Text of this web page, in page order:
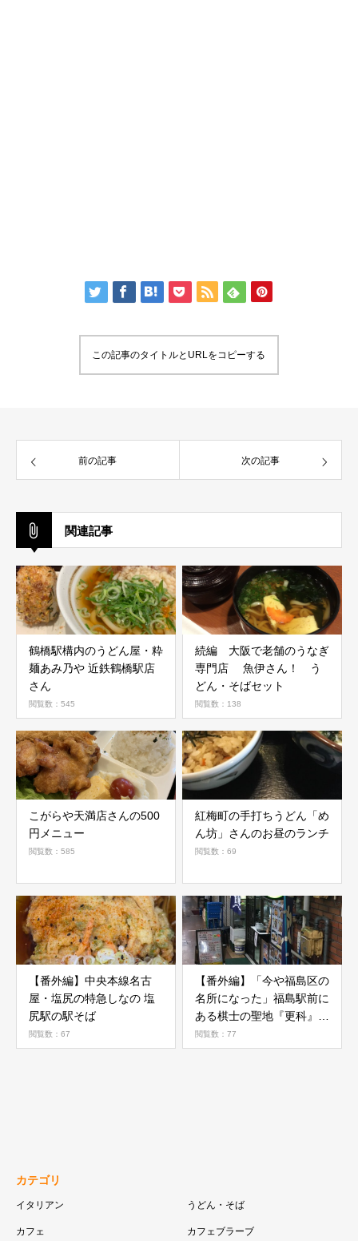
この記事のタイトルとURLをコピーする
前の記事 次の記事
関連記事
鶴橋駅構内のうどん屋・粋
麺あみ乃や 近鉄鶴橋駅店
さん
閲覧数：545
続編 大阪で老舗のうなぎ
専門店 魚伊さん！ う
どん・そばセット
閲覧数：138
こがらや天満店さんの500
円メニュー
閲覧数：585
紅梅町の手打ちうどん「め
ん坊」さんのお昼のランチ
閲覧数：69
【番外編】中央本線名古
屋・塩尻の特急しなの 塩
尻駅の駅そば
閲覧数：67
【番外編】「今や福島区の
名所になった」福島駅前に
ある棋士の聖地『更科』さ
ん
閲覧数：77
カテゴリ
イタリアン うどん・そば
カフェ カフェブラーブ